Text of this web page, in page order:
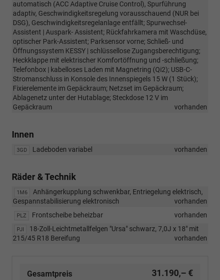
automatisch (ACC Adaptive Cruise Control), Spurführung
adaptiv, Geschwindigkeitsregelung vorausschauend (NUR bei
DSG), Geschwindigkeitsregelanlage entfällt; Spurwechsel-
Assistent | Auspark- Assistent; Rückfahrkamera mit Waschdüse,
optischer Park-Assistent; Parksensor vorne; Schließ- und
Öffnungssystem KESSY | schlüssellose Zugangsberechtigung;
Heckklappe mit elektrischer Komfortöffnung und -schließung;
Telefonbox | kabelloses Laden mit Magnetring (Qi2); USB-C-
Stromanschluss in Konsole des Innenspiegels 15 W (1 Stück);
Fixierelemente im Gepäckraum; Netzset im Gepäckraum;
Ablagenetz unter der Hutablage; Steckdose 12 V im
Gepäckraum
vorhanden
Innen
3GD Ladeboden variabel vorhanden
Räder & Technik
1M6
Anhängerkupplung schwenkbar, Entriegelung elektrisch,
Gespannstabilisierung elektronisch
vorhanden
PLZ Frontscheibe beheizbar vorhanden
PJI
18-Zoll-Leichtmetallfelgen "Ursa" schwarz, 7,0J x 18" mit
215/45 R18 Bereifung
vorhanden
Gesamtpreis 31.190,– €